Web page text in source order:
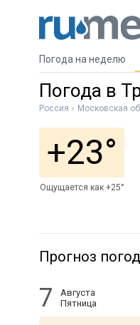
Погода на неделю
Погода в
Россия Московская
+23°
Ощущается как +25°
Прогноз
7
Августа
Пятница